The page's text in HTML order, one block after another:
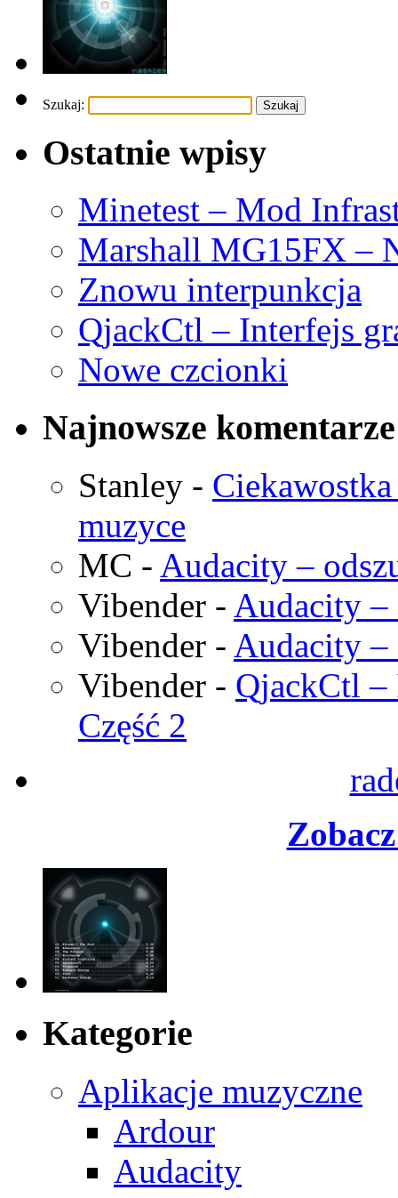
Szukaj:
Ostatnie wpisy
Minetest – Mod
Marshall MG15FX –
Znowu interpunkcja
QjackCtl – Interfejs
Nowe czcionki
Najnowsze komentarze
Stanley -
muzyce
MC - Audacity –
Vibender - Audacity –
Vibender - Audacity –
Vibender - QjackCtl –
Część 2
Kategorie
Aplikacje muzyczne
Ardour
Audacity